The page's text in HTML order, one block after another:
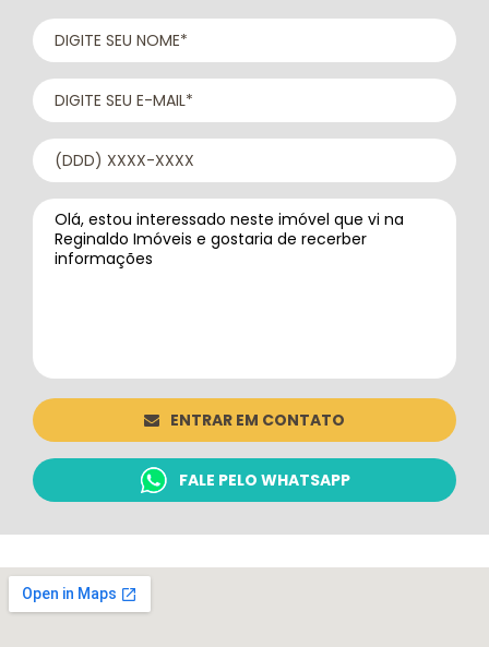
ENTRAR EM CONTATO
FALE PELO WHATSAPP